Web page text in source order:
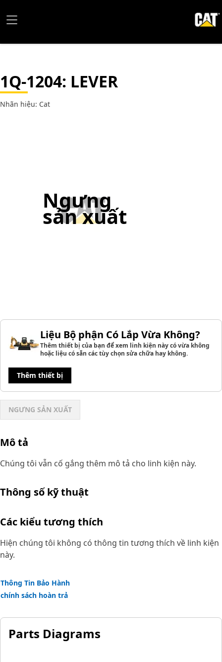
1Q-1204: LEVER
Nhãn hiệu: Cat
Ngưng
sản xuất
Liệu Bộ phận Có Lắp Vừa Không?
Thêm thiết bị của bạn để xem linh kiện này có vừa không
hoặc liệu có sẵn các tùy chọn sửa chữa hay không.
Thêm thiết bị
NGƯNG SẢN XUẤT
Mô tả
Chúng tôi vẫn cố gắng thêm mô tả cho linh kiện này.
Thông số kỹ thuật
Các kiểu tương thích
Hiện chúng tôi không có thông tin tương thích về linh kiện
này.
Thông Tin Bảo Hành
chính sách hoàn trả
Parts Diagrams